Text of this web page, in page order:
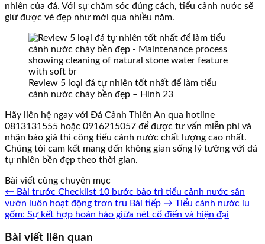
nhiên của đá. Với sự chăm sóc đúng cách, tiểu cảnh nước sẽ
giữ được vẻ đẹp như mới qua nhiều năm.
Review 5 loại đá tự nhiên tốt nhất để làm tiểu
cảnh nước chảy bền đẹp – Hình 23
Hãy liên hệ ngay với Đá Cảnh Thiên An qua hotline
0813131555 hoặc 0916215057 để được tư vấn miễn phí và
nhận báo giá thi công tiểu cảnh nước chất lượng cao nhất.
Chúng tôi cam kết mang đến không gian sống lý tưởng với đá
tự nhiên bền đẹp theo thời gian.
Bài viết cùng chuyên mục
← Bài trước Checklist 10 bước bảo trì tiểu cảnh nước sân
vườn luôn hoạt động trơn tru Bài tiếp → Tiểu cảnh nước lu
gốm: Sự kết hợp hoàn hảo giữa nét cổ điển và hiện đại
Bài viết liên quan